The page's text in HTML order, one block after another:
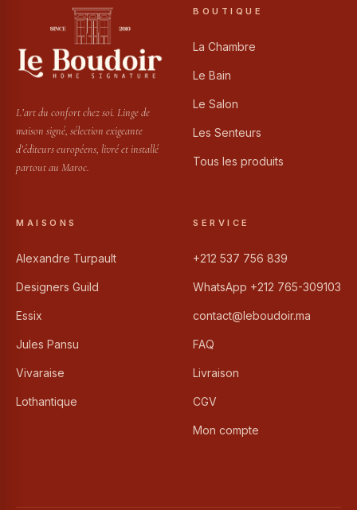
L’art du confort chez soi. Linge de
maison signé, sélection exigeante
d’éditeurs européens, livré et installé
partout au Maroc.
BOUTIQUE
La Chambre
Le Bain
Le Salon
Les Senteurs
Tous les produits
MAISONS
Alexandre Turpault
Designers Guild
Essix
Jules Pansu
Vivaraise
Lothantique
SERVICE
+212 537 756 839
WhatsApp +212 765-309103
contact@leboudoir.ma
FAQ
Livraison
CGV
Mon compte